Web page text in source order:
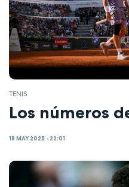
TENIS
Los números
18 MAY 2025 - 22:01